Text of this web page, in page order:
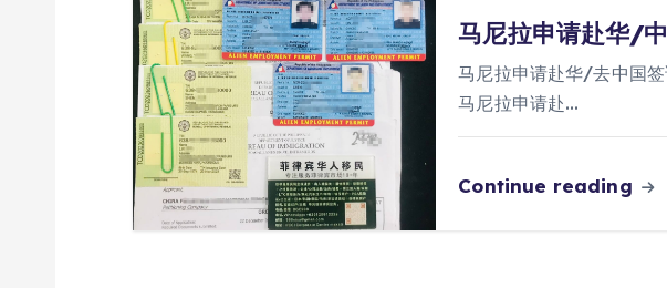
马尼拉申请赴华/
马尼拉申请赴华/去中国
马尼拉申请赴…
Continue reading